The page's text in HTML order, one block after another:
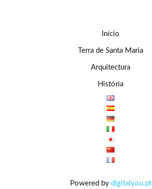
Início
Terra de Santa Maria
Arquitectura
História
Powered by digitalyou.pt